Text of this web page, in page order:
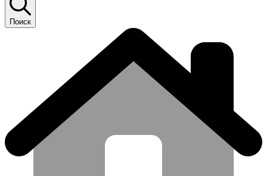
Поиск